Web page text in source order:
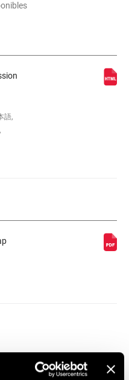
Type, Wireless
語,